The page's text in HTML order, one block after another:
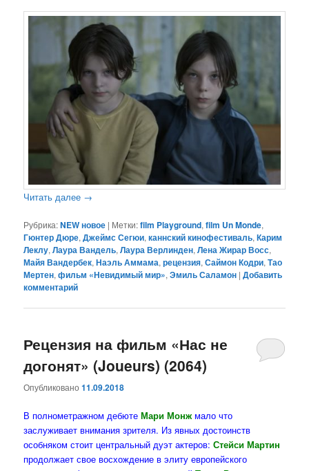
Читать далее →
Рубрика:NEW новое | Метки:film Playground,film Un Monde,
Гюнтер Дюре,Джеймс Сегюи,каннский кинофестиваль,Карим
Леклу,Лаура Вандель,Лаура Верлинден,Лена Жирар Восс,
Майя Вандербек,Наэль Аммама,рецензия,Саймон Кодри,Тао
Мертен,фильм «Невидимый мир»,Эмиль Саламон |Добавить
комментарий
Рецензия на фильм «Нас не
догонят» (Joueurs) (2064)
Опубликовано11.09.2018
В полнометражном дебютеМари Монж мало что
заслуживает внимания зрителя. Из явных достоинств
особняком стоит центральный дуэт актеров: Стейси Мартин
продолжает свое восхождение в элиту европейского